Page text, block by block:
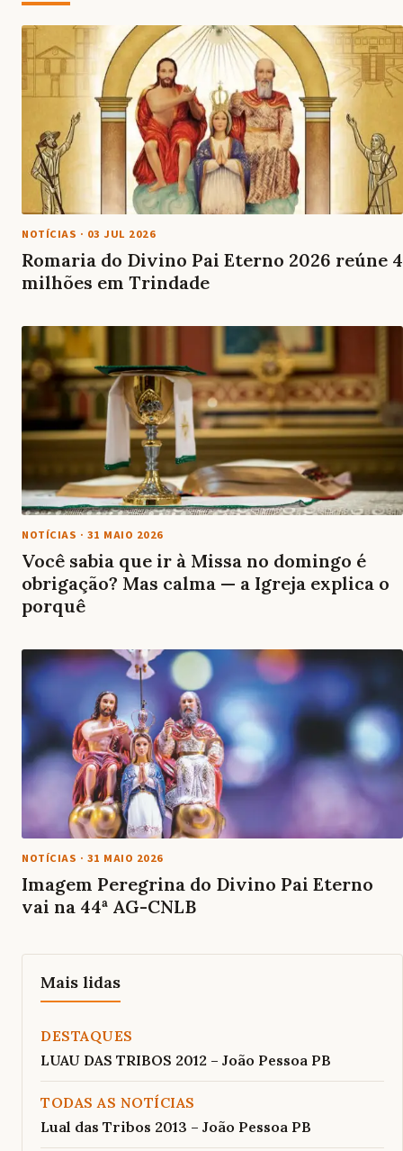
NOTÍCIAS · 03 JUL 2026
Romaria do Divino Pai Eterno 2026 reúne 4
milhões em Trindade
NOTÍCIAS · 31 MAIO 2026
Você sabia que ir à Missa no domingo é
obrigação? Mas calma — a Igreja explica o
porquê
NOTÍCIAS · 31 MAIO 2026
Imagem Peregrina do Divino Pai Eterno
vai na 44ª AG-CNLB
Mais lidas
DESTAQUES
LUAU DAS TRIBOS 2012 – João Pessoa PB
TODAS AS NOTÍCIAS
Lual das Tribos 2013 – João Pessoa PB